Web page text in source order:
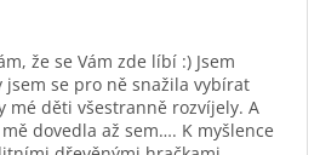
že se Vám zde líbí :) Jsem
jsem se pro ně snažila vybírat
mé děti všestranně rozvíjely. A
dovedla až sem…. K myšlence